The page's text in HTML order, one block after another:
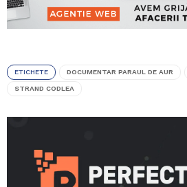
ETICHETE DOCUMENTAR PARAUL DE AUR
STRAND CODLEA